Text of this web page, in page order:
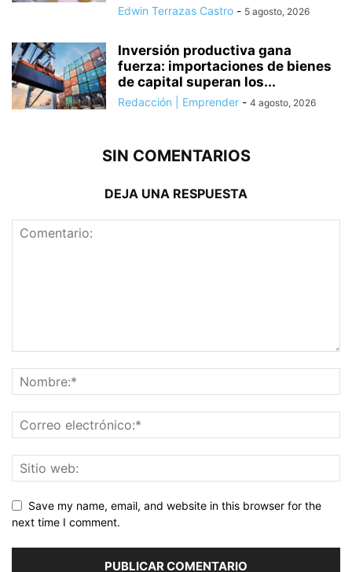
Edwin Terrazas Castro - 5 agosto, 2026
Inversión productiva gana
fuerza: importaciones de bienes
de capital superan los...
Redacción | Emprender - 4 agosto, 2026
SIN COMENTARIOS
DEJA UNA RESPUESTA
Save my name, email, and website in this browser for the
next time I comment.